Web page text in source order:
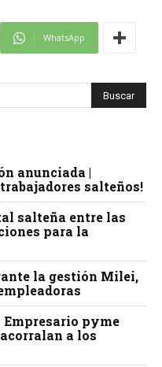
WhatsApp
anunciada |
salteños!
salteña entre las
para la
la gestión Milei,
Empresario pyme
a los